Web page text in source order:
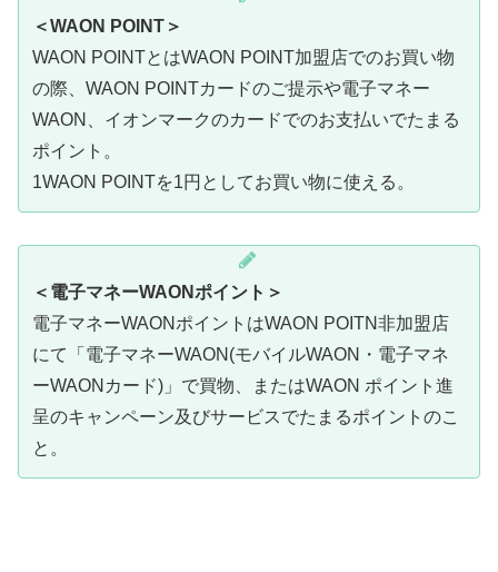
＜WAON POINT＞
WAON POINTとはWAON POINT加盟店でのお買い物
の際、WAON POINTカードのご提示や電子マネー
WAON、イオンマークのカードでのお支払いでたまる
ポイント。
1WAON POINTを1円としてお買い物に使える。
＜電子マネーWAONポイント＞
電子マネーWAONポイントはWAON POITN非加盟店
にて「電子マネーWAON(モバイルWAON・電子マネ
ーWAONカード)」で買物、またはWAON ポイント進
呈のキャンペーン及びサービスでたまるポイントのこ
と。